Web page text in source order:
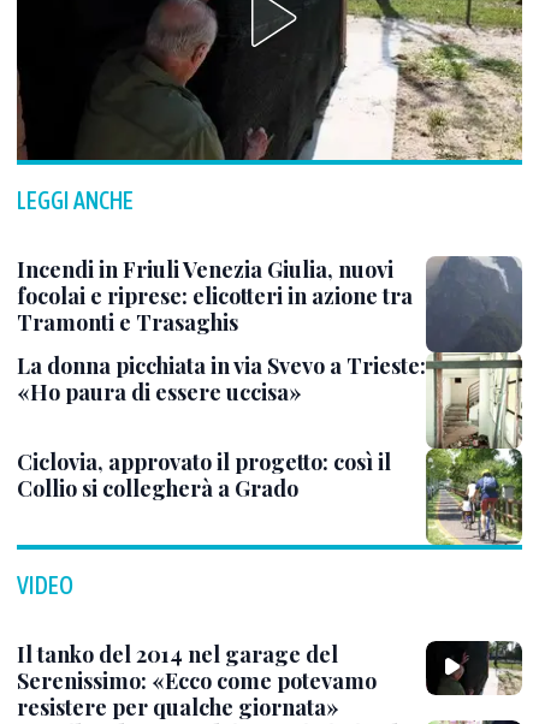
LEGGI ANCHE
Incendi in Friuli Venezia Giulia, nuovi
focolai e riprese: elicotteri in azione tra
Tramonti e Trasaghis
La donna picchiata in via Svevo a Trieste:
«Ho paura di essere uccisa»
Ciclovia, approvato il progetto: così il
Collio si collegherà a Grado
VIDEO
Il tanko del 2014 nel garage del
Serenissimo: «Ecco come potevamo
resistere per qualche giornata»